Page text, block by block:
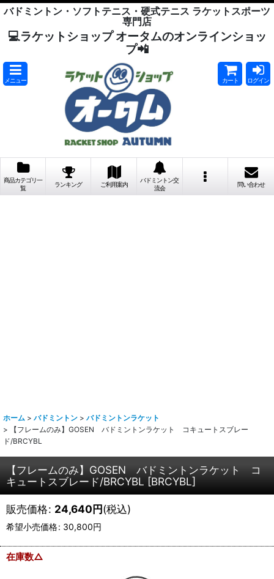
バドミントン・ソフトテニス・硬式テニス ラケットスポーツ
専門店
💻ラケットショップ オータムのオンラインショッ
プ📲
メニュー カート ログイン
商品カテゴリ一
覧
ランキング ご利用案内
バドミントン交
流会
問い合わせ
ホーム > バドミントン > バドミントンラケット
>
【フレームのみ】GOSEN バドミントンラケット コキュートスブレー
ド/BRCYBL
【フレームのみ】GOSEN バドミントンラケット コ
キュートスブレード/BRCYBL [BRCYBL]
販売価格: 24,640円(税込)
希望小売価格: 30,800円
在庫数△